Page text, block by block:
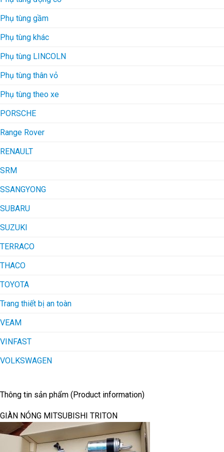
Phụ tùng gầm
Phụ tùng khác
Phụ tùng LINCOLN
Phụ tùng thân vỏ
Phụ tùng theo xe
PORSCHE
Range Rover
RENAULT
SRM
SSANGYONG
SUBARU
SUZUKI
TERRACO
THACO
TOYOTA
Trang thiết bị an toàn
VEAM
VINFAST
VOLKSWAGEN
Thông tin sản phẩm (Product information)
GIÀN NÓNG MITSUBISHI TRITON